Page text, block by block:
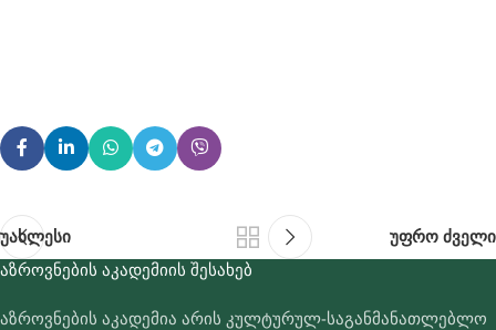
უახლესი
უფრო ძველი
ᲐᲖᲠᲝᲕᲜᲔᲑᲘᲡ ᲐᲙᲐᲓᲔᲛᲘᲘᲡ ᲨᲔᲡᲐᲮᲔᲑ
აზროვნების აკადემია არის კულტურულ-საგანმანათლებლო